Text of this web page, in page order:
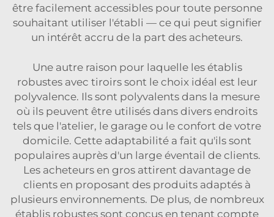
être facilement accessibles pour toute personne
souhaitant utiliser l'établi — ce qui peut signifier
un intérêt accru de la part des acheteurs.
Une autre raison pour laquelle les établis
robustes avec tiroirs sont le choix idéal est leur
polyvalence. Ils sont polyvalents dans la mesure
où ils peuvent être utilisés dans divers endroits
tels que l'atelier, le garage ou le confort de votre
domicile. Cette adaptabilité a fait qu'ils sont
populaires auprès d'un large éventail de clients.
Les acheteurs en gros attirent davantage de
clients en proposant des produits adaptés à
plusieurs environnements. De plus, de nombreux
établis robustes sont conçus en tenant compte